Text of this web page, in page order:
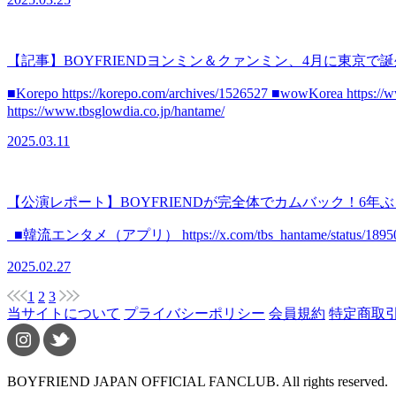
【記事】BOYFRIENDヨンミン＆クァンミン、4月に東京で
■Korepo https://korepo.com/archives/1526527 ■wowKorea
https://www.tbsglowdia.co.jp/hantame/
2025.03.11
【公演レポート】BOYFRIENDが完全体でカムバック！6年
■韓流エンタメ（アプリ） https://x.com/tbs_hantame/status/
2025.02.27
1 2 3
当サイトについて プライバシーポリシー 会員規約 特定商取
BOYFRIEND JAPAN OFFICIAL FANCLUB. All rights reserved.